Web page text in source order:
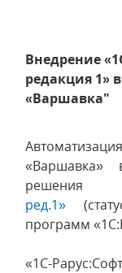
Внедрение
редакция 1»
«Варшавка"
«Варшавка»
решения
ред.1»
программ
«1С-